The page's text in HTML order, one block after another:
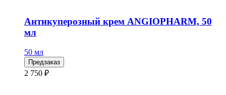
Антикуперозный крем ANGIOPHARM, 50
мл
50 мл
Предзаказ
2 750 ₽